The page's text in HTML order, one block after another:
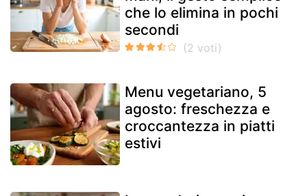
che lo elimina in pochi
secondi
Menu vegetariano, 5
agosto: freschezza e
croccantezza in piatti
estivi